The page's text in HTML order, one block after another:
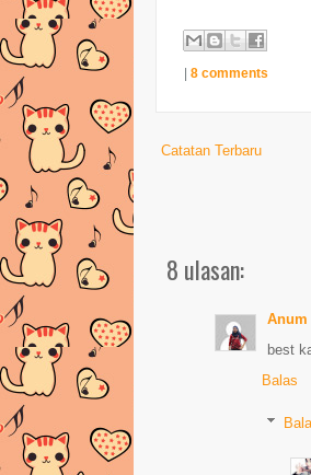
8 comments
Catatan Terbaru
8 ulasan:
Anum
best
Balas